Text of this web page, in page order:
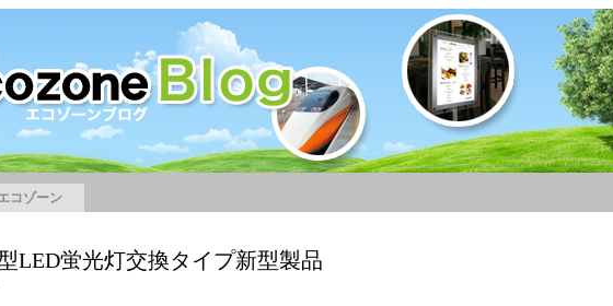
コゾーン
LED蛍光灯交換タイプ新型製品